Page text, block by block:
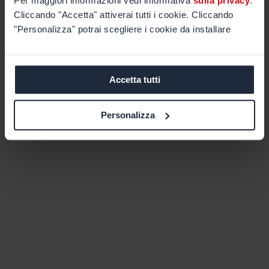
Cliccando "Accetta" attiverai tutti i cookie. Cliccando
"Personalizza" potrai scegliere i cookie da installare
Accetta tutti
Personalizza